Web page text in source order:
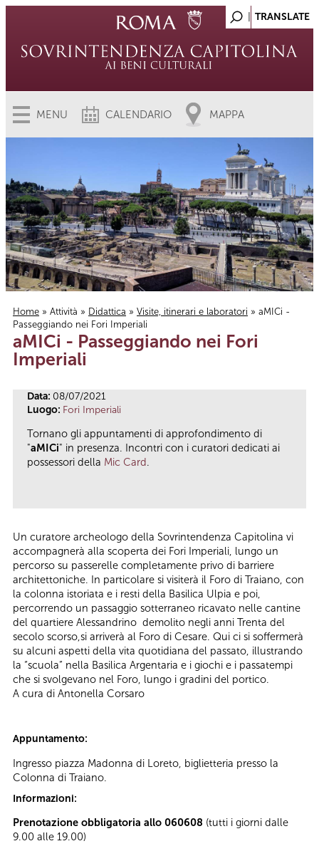
MENU CALENDARIO MAPPA
Tu sei qui
Home » Attività » Didattica » Visite, itinerari e laboratori » aMICi -
Passeggiando nei Fori Imperiali
aMICi - Passeggiando nei Fori
Imperiali
Data: 08/07/2021
Luogo: Fori Imperiali
Tornano gli appuntamenti di approfondimento di
"aMICi" in presenza. Incontri con i curatori dedicati ai
possessori della Mic Card.
Un curatore archeologo della Sovrintendenza Capitolina vi
accompagnerà alla scoperta dei Fori Imperiali, lungo un
percorso su passerelle completamente privo di barriere
architettoniche. In particolare si visiterà il Foro di Traiano, con
la colonna istoriata e i resti della Basilica Ulpia e poi,
percorrendo un passaggio sotterraneo ricavato nelle cantine
del quartiere Alessandrino demolito negli anni Trenta del
secolo scorso,si arriverà al Foro di Cesare. Qui ci si soffermerà
su alcuni aspetti della vita quotidiana del passato, illustrando
la “scuola” nella Basilica Argentaria e i giochi e i passatempi
che si svolgevano nel Foro, lungo i gradini del portico.
A cura di Antonella Corsaro
Appuntamento:
Ingresso piazza Madonna di Loreto, biglietteria presso la
Colonna di Traiano.
Informazioni:
Prenotazione obbligatoria allo 060608 (tutti i giorni dalle
9.00 alle 19.00)